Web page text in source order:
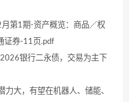
第1期-资产概览：商品／权
证券-11页.pdf
银行二永债，交易为主下
大，有望在机器人、储能、